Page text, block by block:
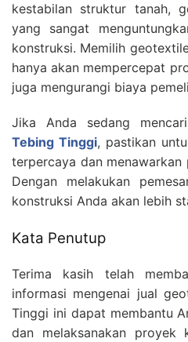
kestabilan struktur tanah,
yang sangat
konstruksi. Memilih
hanya akan mempercepat
juga mengurangi biaya
Jika Anda sedang
Tebing Tinggi, pastikan
terpercaya dan
Dengan melakukan
konstruksi Anda akan lebih
Kata Penutup
Terima kasih telah
informasi mengenai jual
Tinggi ini dapat membantu
dan melaksanakan proyek